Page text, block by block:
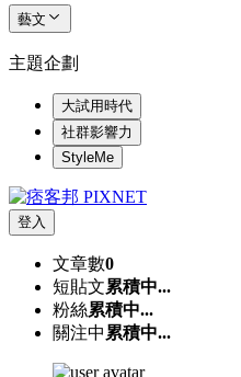
藝文
主題企劃
大試用時代
社群影響力
StyleMe
登入
文章數0
短貼文累積中...
粉絲累積中...
關注中 累積中...